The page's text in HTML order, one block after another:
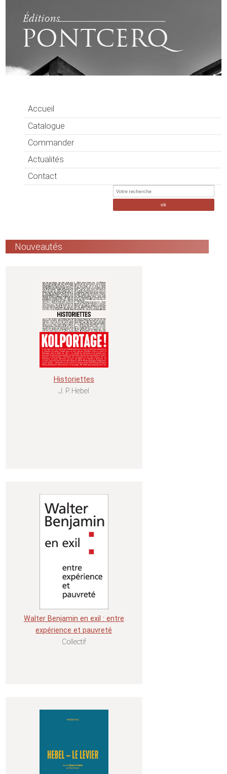
Accueil
Catalogue
Commander
Actualités
Contact
Nouveautés
Historiettes
J. P. Hebel
Walter Benjamin en exil : entre
expérience et pauvreté
Collectif